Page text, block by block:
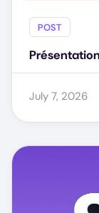
POST
July 7, 2026